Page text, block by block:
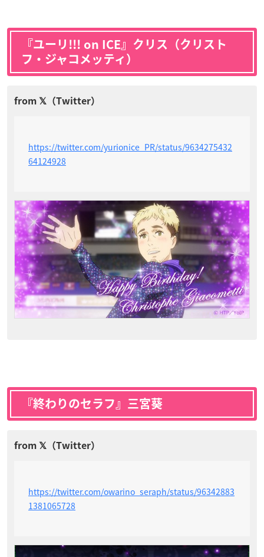
『ユーリ!!! on ICE』クリス（クリスト
フ・ジャコメッティ）
https://twitter.com/yurionice_PR/status/9634275432
64124928
『終わりのセラフ』三宮葵
https://twitter.com/owarino_seraph/status/96342883
1381065728